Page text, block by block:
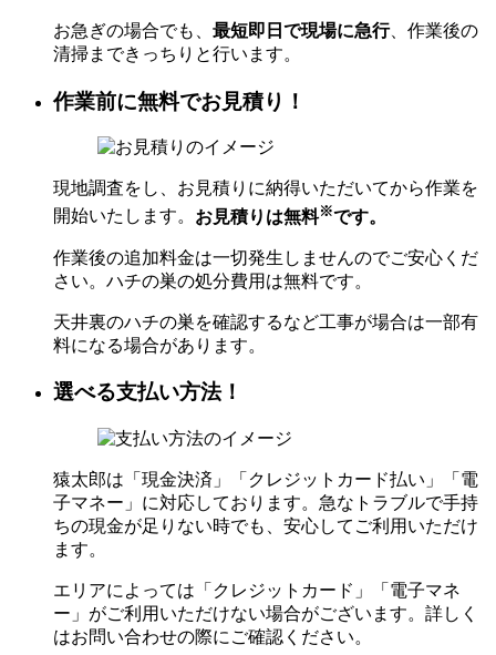
お急ぎの場合でも、 最短即日で現場に急行、作業後の
清掃まできっちりと行います。
作業前に無料でお見積り！
現地調査をし、お見積りに納得いただいてから作業を
開始いたします。 お見積りは無料※です。
作業後の追加料金は一切発生しませんのでご安心くだ
さい。ハチの巣の処分費用は無料です。
天井裏のハチの巣を確認するなど工事が場合は一部有
料になる場合があります。
選べる支払い方法！
猿太郎は「現金決済」「クレジットカード払い」「電
子マネー」に対応しております。急なトラブルで手持
ちの現金が足りない時でも、安心してご利用いただけ
ます。
エリアによっては「クレジットカード」「電子マネ
ー」がご利用いただけない場合がございます。詳しく
はお問い合わせの際にご確認ください。